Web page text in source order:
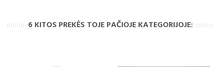
6 KITOS PREKĖS TOJE PAČIOJE KATEGORIJOJE: